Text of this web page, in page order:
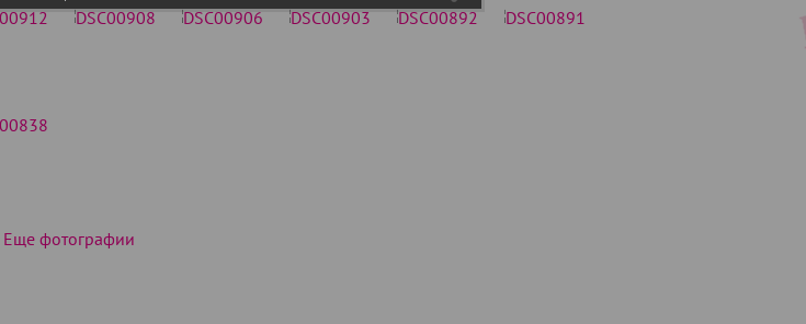
Еще фотографии